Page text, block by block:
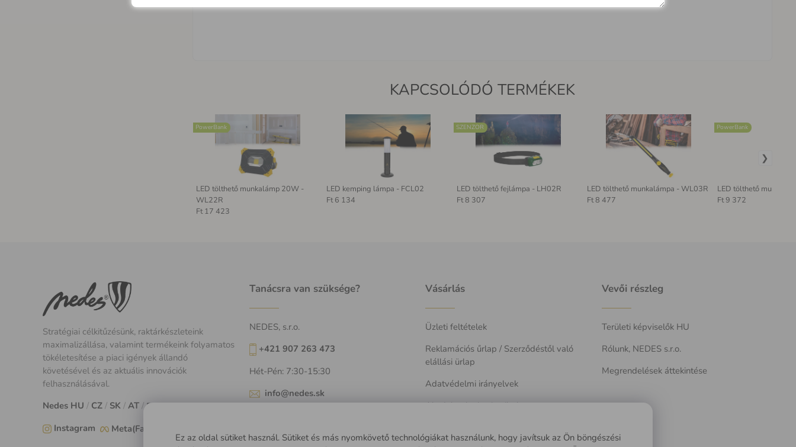
KAPCSOLÓDÓ TERMÉKEK
LED tölthető munkalámp 20W -
WL22R
PowerBank
Ft 17 423
LED kemping lámpa - FCL02
Ft 6 134
LED tölthető fejlámpa - LH02R
SZENZOR
Ft 8 307
LED tölthető munkalámpa - WL03R
Ft 8 477
LED tölthető
PowerBank
Ft 9 372
Stratégiai célkitűzésünk, raktárkészleteink
maximalizállása, valamint termékeink folyamatos
tökéletesítése a piaci igények állandó
követésével és az aktuális innovációk
felhasználásával.
Nedes HU / CZ / SK / AT / EU
Instagram
Meta(Facebook)
Tanácsra van szüksége?
NEDES, s.r.o.
+421 907 263 473
Hét-Pén: 7:30-15:30
info@nedes.sk
Vásárlás
Üzleti feltételek
Reklamációs űrlap / Szerződéstől való
elállási ürlap
Adatvédelmi irányelvek
Akadalytalanitasi nyilatkozat
Vevői részleg
Területi képviselők HU
Rólunk, NEDES s.r.o.
Megrendelések áttekintése
Ez az oldal sütiket használ. Sütiket és más nyomkövető technológiákat használunk, hogy javítsuk az Ön böngészési